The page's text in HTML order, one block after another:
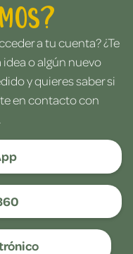
a tu cuenta? ¿Te
o algún nuevo
y quieres saber si
en contacto con